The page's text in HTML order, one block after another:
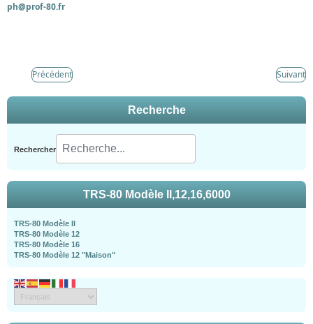
ph@prof-80.fr
Précédent Suivant
Recherche
Rechercher
TRS-80 Modèle II,12,16,6000
TRS-80 Modèle II
TRS-80 Modèle 12
TRS-80 Modèle 16
TRS-80 Modèle 12 "Maison"